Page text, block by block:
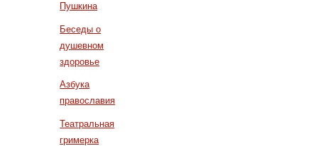
Пушкина
Беседы о
душевном
здоровье
Азбука
православия
Театральная
гримерка